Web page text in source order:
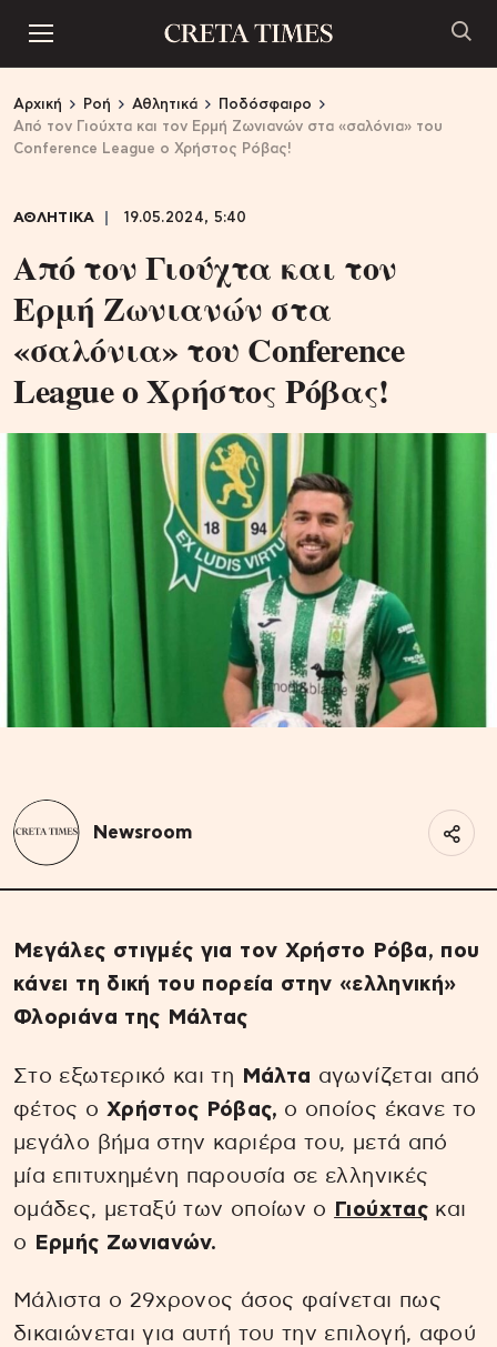
Αρχική Ροή Αθλητικά
Ποδόσφαιρο
Από τον Γιούχτα και τον Ερμή Ζωνιανών στα «σαλόνια» του
Conference League ο Χρήστος Ρόβας!
ΑΘΛΗΤΙΚΑ 19.05.2024, 5:40
Από τον Γιούχτα και τον
Ερμή Ζωνιανών στα
«σαλόνια» του Conference
League ο Χρήστος Ρόβας!
Newsroom
Μεγάλες στιγμές για τον Χρήστο Ρόβα, που
κάνει τη δική του πορεία στην «ελληνική»
Φλοριάνα της Μάλτας
Στο εξωτερικό και τη Μάλτα αγωνίζεται από
φέτος ο Χρήστος Ρόβας, ο οποίος έκανε το
μεγάλο βήμα στην καριέρα του, μετά από
μία επιτυχημένη παρουσία σε ελληνικές
ομάδες, μεταξύ των οποίων ο
Γιούχταςκαι
ο
Ερμής Ζωνιανών.
Μάλιστα ο 29χρονος άσος φαίνεται πως
δικαιώνεται για αυτή του την επιλογή, αφού